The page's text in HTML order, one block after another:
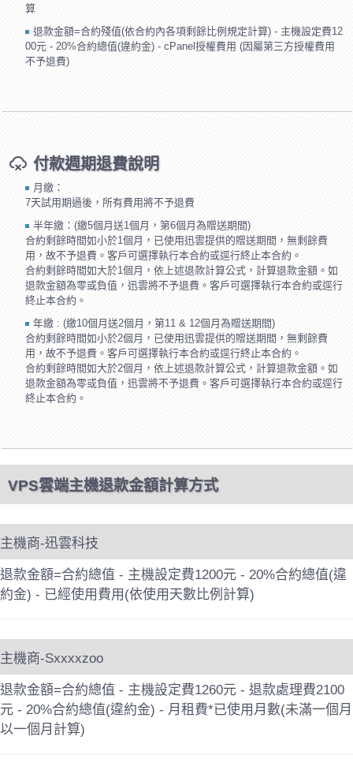
算
退款金額=合約殘值(依合約內各項剩餘比例規定計算) - 主機設定費12
00元 - 20%合約總值(違約金) - cPanel授權費用 (因屬第三方授權費用
不予退費)
付款週期退費說明
月繳：
7天試用期過後，所有費用將不予退費
半年繳：(繳5個月送1個月，第6個月為贈送期間)
合約剩餘時間如小於1個月，已使用迅雲提供的贈送期間，無剩餘費
用，故不予退費。客戶可選擇執行本合約或逕行終止本合約。
合約剩餘時間如大於1個月，依上述退款計算公式，計算退款金額。如
退款金額為零或負值，迅雲將不予退費。客戶可選擇執行本合約或逕行
終止本合約。
年繳 : (繳10個月送2個月，第11 & 12個月為贈送期間)
合約剩餘時間如小於2個月，已使用迅雲提供的贈送期間，無剩餘費
用，故不予退費。客戶可選擇執行本合約或逕行終止本合約。
合約剩餘時間如大於2個月，依上述退款計算公式，計算退款金額。如
退款金額為零或負值，迅雲將不予退費。客戶可選擇執行本合約或逕行
終止本合約。
VPS雲端主機退款金額計算方式
主機商-迅雲科技
退款金額=合約總值 - 主機設定費1200元 - 20%合約總值(違
約金) - 已經使用費用(依使用天數比例計算)
主機商-Sxxxxzoo
退款金額=合約總值 - 主機設定費1260元 - 退款處理費2100
元 - 20%合約總值(違約金) - 月租費*已使用月數(未滿一個月
以一個月計算)